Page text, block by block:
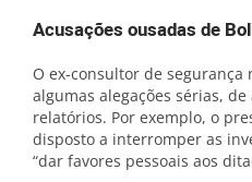
Acusações ousadas de
O ex-consultor de segurança
algumas alegações sérias,
relatórios. Por exemplo, o
disposto a interromper as
“dar favores pessoais aos